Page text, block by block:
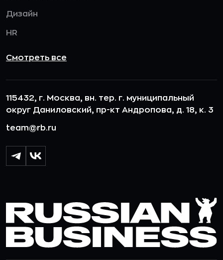
Дизайн
HR
Смотреть все
115432, г. Москва, вн. тер. г. муниципальный
округ Даниловский, пр-кт Андропова, д. 18, к. 3
team@rb.ru